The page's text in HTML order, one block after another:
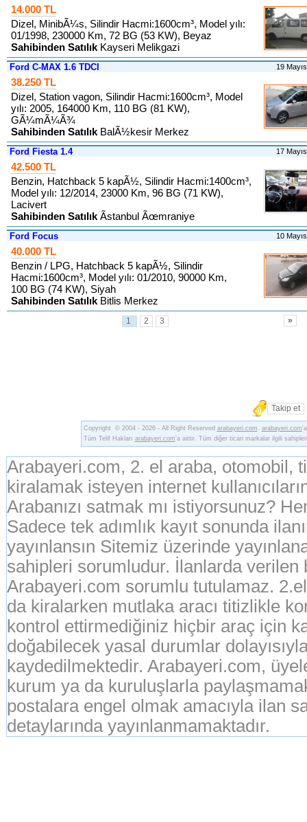
14.000 TL
Dizel, MinibÃ¼s, Silindir Hacmi:1600cm³, Model yılı:
01/1998, 230000 Km, 72 BG (53 KW), Beyaz
Sahibinden Satılık Kayseri Melikgazi
Ford C-MAX 1.6 TDCI 19
38.250 TL
Dizel, Station vagon, Silindir Hacmi:1600cm³, Model
yılı: 2005, 164000 Km, 110 BG (81 KW),
GÃ¼mÃ¼Ã¾
Sahibinden Satılık BalÃ½kesir Merkez
Ford Fiesta 1.4 17
42.500 TL
Benzin, Hatchback 5 kapÃ½, Silindir Hacmi:1400cm³,
Model yılı: 12/2014, 23000 Km, 96 BG (71 KW),
Lacivert
Sahibinden Satılık Ãstanbul Ãœmraniye
Ford Focus 10
40.000 TL
Benzin / LPG, Hatchback 5 kapÃ½, Silindir
Hacmi:1600cm³, Model yılı: 01/2010, 90000 Km,
100 BG (74 KW), Siyah
Sahibinden Satılık Bitlis Merkez
1 2 3 »
Takip et
Copyright © 2004 - 2026 - All Right Reserved arabayeri.com . arabayeri.com
Tüm Telif Hakları arabayeri.com'a aittir. Tüm diğer ticari markalar ilgili
Arabayeri.com, 2. el araba, otomobil,
kiralamak isteyen internet
Arabanızı satmak mı istiyorsunuz?
Sadece tek adımlık kayıt sonunda
yayınlansın Sitemiz üzerinde
sahipleri sorumludur. İlanlarda verilen
Arabayeri.com sorumlu tutulamaz.
da kiralarken mutlaka aracı titizlikle
kontrol ettirmediğiniz hiçbir araç için
doğabilecek yasal durumlar
kaydedilmektedir. Arabayeri.com,
kurum ya da kuruluşlarla
postalara engel olmak amacıyla ilan
detaylarında yayınlanmamaktadır.